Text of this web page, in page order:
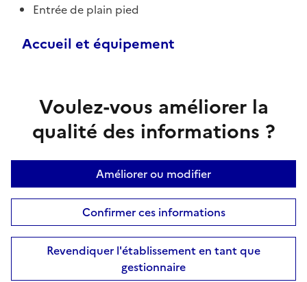
Entrée de plain pied
Accueil et équipement
Voulez-vous améliorer la
qualité des informations ?
Améliorer ou modifier
Confirmer ces informations
Revendiquer l'établissement en tant que
gestionnaire